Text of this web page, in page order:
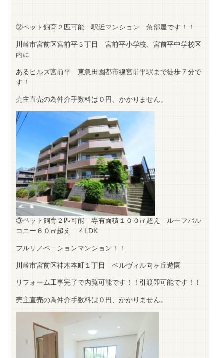
②ペット飼育２匹可能 駅近マンション 角部屋です！！
川崎市宮前区宮前平３丁目 宮前平小学校、宮前平中学校区
内に
あるヒルズ宮前平 東急田園都市線宮前平駅まで徒歩７分で
す！
売主直売の為仲介手数料は０円、かかりません。
③ペット飼育２匹可能 専有面積１００㎡超え ルーフバル
コニー６０㎡超え ４LDK
フルリノベーションマンション！！
川崎市宮前区神木本町１丁目 ベルヴィル向ヶ丘遊園
リフォーム工事完了で内覧可能です！！引渡即可能です！！
売主直売の為仲介手数料は０円、かかりません。